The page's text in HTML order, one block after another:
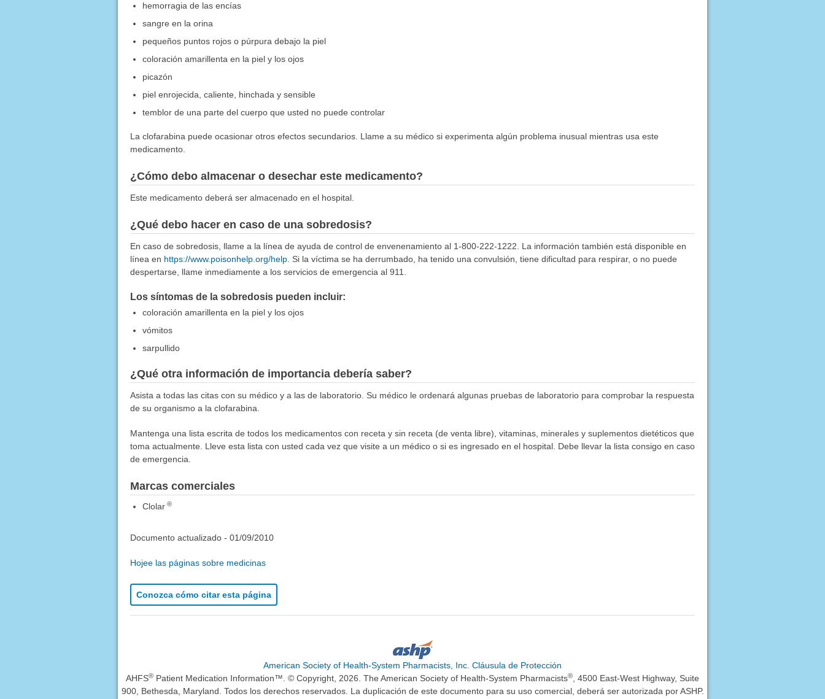
hemorragia de las encías
sangre en la orina
pequeños puntos rojos o púrpura debajo la piel
coloración amarillenta en la piel y los ojos
picazón
piel enrojecida, caliente, hinchada y sensible
temblor de una parte del cuerpo que usted no puede controlar
La clofarabina puede ocasionar otros efectos secundarios. Llame a su médico si experimenta algún problema inusual mientras usa este
medicamento.
¿Cómo debo almacenar o desechar este medicamento?
Este medicamento deberá ser almacenado en el hospital.
¿Qué debo hacer en caso de una sobredosis?
En caso de sobredosis, llame a la línea de ayuda de control de envenenamiento al 1-800-222-1222. La información también está disponible en
línea en https://www.poisonhelp.org/help. Si la víctima se ha derrumbado, ha tenido una convulsión, tiene dificultad para respirar, o no puede
despertarse, llame inmediamente a los servicios de emergencia al 911.
Los síntomas de la sobredosis pueden incluir:
coloración amarillenta en la piel y los ojos
vómitos
sarpullido
¿Qué otra información de importancia debería saber?
Asista a todas las citas con su médico y a las de laboratorio. Su médico le ordenará algunas pruebas de laboratorio para comprobar la respuesta
de su organismo a la clofarabina.
Mantenga una lista escrita de todos los medicamentos con receta y sin receta (de venta libre), vitaminas, minerales y suplementos dietéticos que
toma actualmente. Lleve esta lista con usted cada vez que visite a un médico o si es ingresado en el hospital. Debe llevar la lista consigo en caso
de emergencia.
Marcas comerciales
Clolar ®
Documento actualizado - 01/09/2010
Hojee las páginas sobre medicinas
Conozca cómo citar esta página
American Society of Health-System Pharmacists, Inc. Cláusula de Protección
AHFS® Patient Medication Information™. © Copyright, 2026. The American Society of Health-System Pharmacists®
, 4500 East-West Highway, Suite
900, Bethesda, Maryland. Todos los derechos reservados. La duplicación de este documento para su uso comercial, deberá ser autorizada por ASHP.